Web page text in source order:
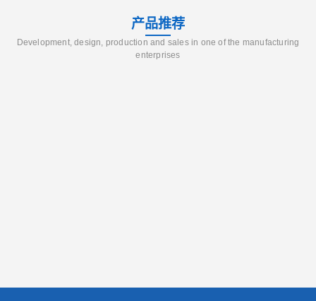
产品推荐
Development, design, production and sales in one of the manufacturing
enterprises